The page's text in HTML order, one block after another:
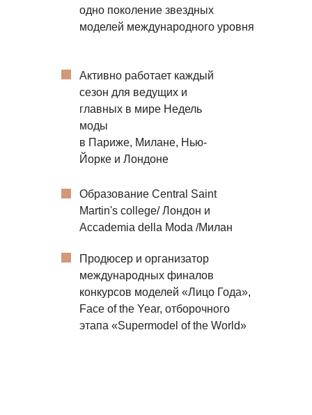
одно поколение звездных
моделей международного уровня
Продюсер и организатор
международных финалов
конкурсов моделей «Лицо Года»,
Face of the Year, отборочного
этапа «Supermodel of the World»
Активно работает каждый
сезон для ведущих и
главных в мире Недель
моды
в Париже, Милане, Нью-
Йорке и Лондоне
Образование Central Saint
Martin's college/ Лондон и
Accademia della Moda /Милан